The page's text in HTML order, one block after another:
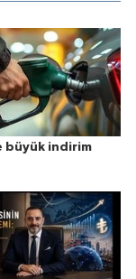
büyük indirim